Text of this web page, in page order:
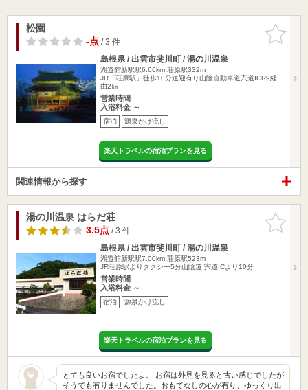
お気に入
りに追加
松園
-点/ 3 件
島根県 / 出雲市斐川町 / 湯の川温泉
湖遊館新駅駅6.66km 荘原駅332m
JR「荘原駅」徒歩10分送迎有り山陰自動車道宍道ICR9経
由2㎞
営業時間
入浴料金 ～
宿泊 源泉かけ流し
楽天トラベルの宿泊プランを見る
関連情報から探す
お気に入
りに追加
湯の川温泉 はらだ荘
3.5点/ 3 件
島根県 / 出雲市斐川町 / 湯の川温泉
湖遊館新駅駅7.00km 荘原駅523m
JR荘原駅よりタクシー5分山陰道 宍道ICより10分
営業時間
入浴料金 ～
宿泊 源泉かけ流し
楽天トラベルの宿泊プランを見る
とても良いお宿でしたよ。 お宿は外見を見ると古い感じでしたが
そうでも有りませんでした。おもてなしの心が有り、ゆっくり出